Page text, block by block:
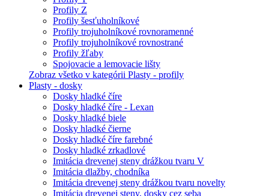
Profily Z
Profily šesťuholníkové
Profily trojuholníkové rovnoramenné
Profily trojuholníkové rovnostrané
Profily žľaby
Spojovacie a lemovacie lišty
Zobraz všetko v kategórii Plasty - profily
Plasty - dosky
Dosky hladké číre
Dosky hladké číre - Lexan
Dosky hladké biele
Dosky hladké čierne
Dosky hladké číre farebné
Dosky hladké zrkadlové
Imitácia drevenej steny drážkou tvaru V
Imitácia dlažby, chodníka
Imitácia drevenej steny drážkou tvaru novelty
Imitácia drevenej steny, dosky cez seba